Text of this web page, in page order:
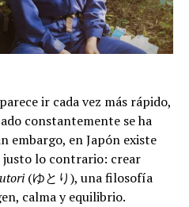
ir cada vez más rápido,
constantemente se ha
embargo, en Japón existe
lo contrario: crear
(ゆとり), una filosofía
calma y equilibrio.